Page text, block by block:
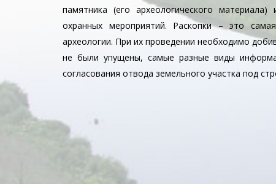
памятника (его археологического
охранных мероприятий. Раскопки – это
археологии. При их проведении необходимо
не были упущены, самые разные виды
согласования отвода земельного участка под